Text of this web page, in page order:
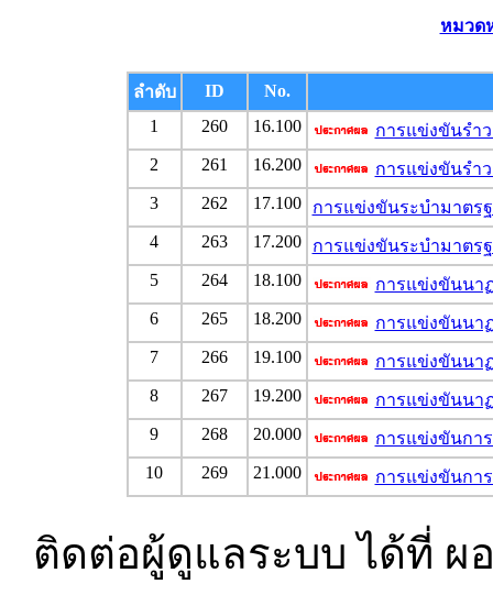
หมวด
ลำดับ ID
No.
1
260 16.100
การแข่งขันรำ
2
261 16.200
การแข่งขันรำ
3
262 17.100
การแข่งขันระบำมาตร
4
263 17.200
การแข่งขันระบำมาตร
5
264 18.100
การแข่งขันนา
6
265 18.200
การแข่งขันนา
7
266 19.100
การแข่งขันนา
8
267 19.200
การแข่งขันนา
9
268 20.000
การแข่งขันกา
10
269 21.000 การแข่งขันกา
ติดต่อผู้ดูแลระบบ ได้ที่ ผอ